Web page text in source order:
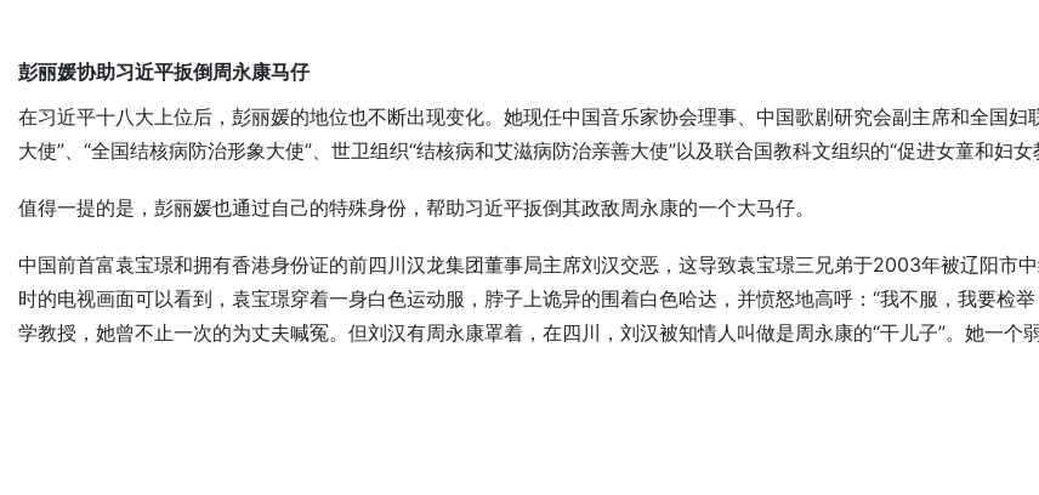
彭丽媛协助习近平扳倒周永康马仔
在习近平十八大上位后，彭丽媛的地位也不断出现变化。她现任中国音乐家协会理事、中国歌剧研究会副主席和全国
大使”、“全国结核病防治形象大使”、世卫组织“结核病和艾滋病防治亲善大使”以及联合国教科文组织的“促进女童和妇女
值得一提的是，彭丽媛也通过自己的特殊身份，帮助习近平扳倒其政敌周永康的一个大马仔。
中国前首富袁宝璟和拥有香港身份证的前四川汉龙集团董事局主席刘汉交恶，这导致袁宝璟三兄弟于2003年被辽阳市
时的电视画面可以看到，袁宝璟穿着一身白色运动服，脖子上诡异的围着白色哈达，并愤怒地高呼：“我不服，我要检
学教授，她曾不止一次的为丈夫喊冤。但刘汉有周永康罩着，在四川，刘汉被知情人叫做是周永康的“干儿子”。她一个